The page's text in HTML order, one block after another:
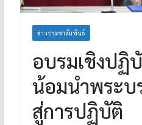
ข่าวประชาสัมพันธ์
อบรมเชิงปฏิ
น้อมนำพระบ
สู่การปฏิบัติ